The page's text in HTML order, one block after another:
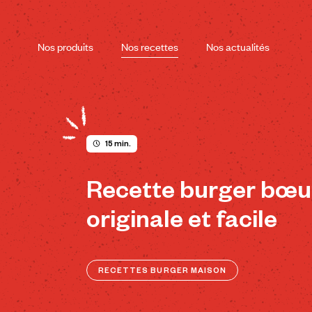
Skip
content
Nos produits Nos recettes Nos actualités
15 min.
Recette burger
originale et facile
RECETTES BURGER MAISON